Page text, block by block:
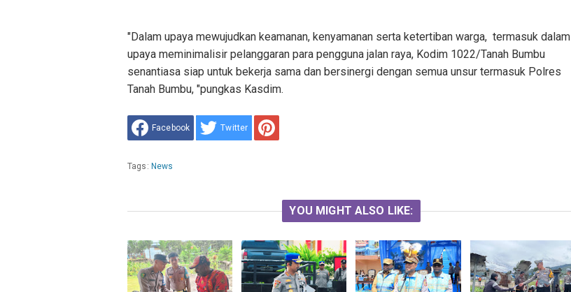
"Dalam upaya mewujudkan keamanan, kenyamanan serta ketertiban warga, termasuk dalam
upaya meminimalisir pelanggaran para pengguna jalan raya, Kodim 1022/Tanah Bumbu
senantiasa siap untuk bekerja sama dan bersinergi dengan semua unsur termasuk Polres
Tanah Bumbu, "pungkas Kasdim.
Facebook Twitter
Tags: News
YOU MIGHT ALSO LIKE: